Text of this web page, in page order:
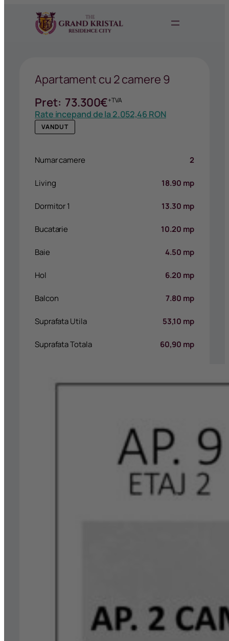
Apartament cu 2 camere 9
Pret: 73.300€+TVA
Rate incepand de la2.052,46 RON
VANDUT
Numar camere 2
Living 18.90 mp
Dormitor 1 13.30 mp
Bucatarie 10.20 mp
Baie 4.50 mp
Hol 6.20 mp
Balcon 7.80 mp
Suprafata Utila 53,10 mp
Suprafata Totala 60,90 mp